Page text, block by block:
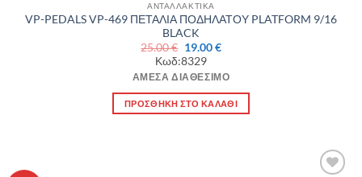
ΑΝΤΑΛΛΑΚΤΙΚΑ
VP-PEDALS VP-469 ΠΕΤΑΛΙΑ ΠΟΔΗΛΑΤΟΥ PLATFORM 9/16
BLACK
25.00€ Original
price
was:
25.00 €.
19.00€Η
είναι:
Κωδ:8329
ΆΜΕΣΑ ΔΙΑΘΈΣΙΜΟ
ΠΡΟΣΘΉΚΗ ΣΤΟ ΚΑΛΆΘΙ